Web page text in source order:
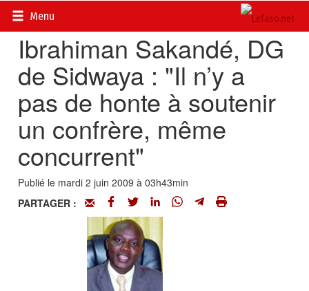
Menu
Accueil>
Ibrahiman Sakandé, DG
de Sidwaya : "Il n’y a
pas de honte à soutenir
un confrère, même
concurrent"
Publié le mardi 2 juin 2009 à 03h43min
PARTAGER :